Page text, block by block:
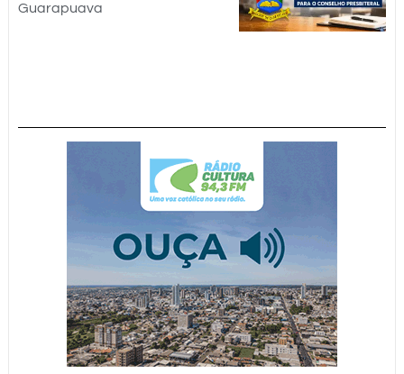
Guarapuava